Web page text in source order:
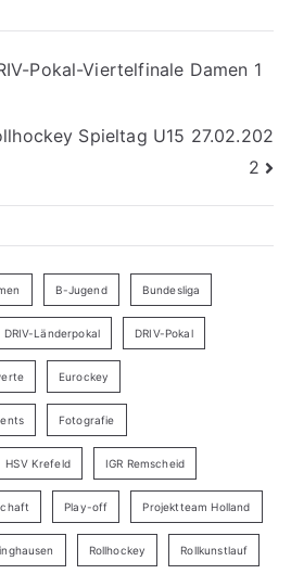
Pokal-Viertelfinale Damen 1
Spieltag U15 27.02.202
2
B-Jugend Bundesliga
DRIV-Länderpokal DRIV-Pokal
Eurockey
Fotografie
HSV Krefeld IGR Remscheid
Play-off Projektteam Holland
Rollhockey Rollkunstlauf